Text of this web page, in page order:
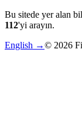
Bu sitede yer alan
112'yi arayın.
English →© 2026